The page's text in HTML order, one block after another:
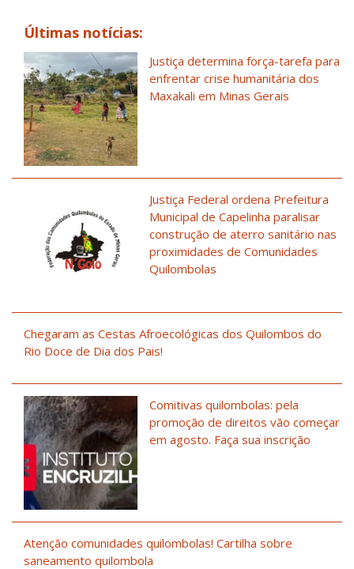
Últimas notícias:
Justiça determina força-tarefa para
enfrentar crise humanitária dos
Maxakali em Minas Gerais
Justiça Federal ordena Prefeitura
Municipal de Capelinha paralisar
construção de aterro sanitário nas
proximidades de Comunidades
Quilombolas
Chegaram as Cestas Afroecológicas dos Quilombos do
Rio Doce de Dia dos Pais!
Comitivas quilombolas: pela
promoção de direitos vão começar
em agosto. Faça sua inscrição
Atenção comunidades quilombolas! Cartilha sobre
saneamento quilombola